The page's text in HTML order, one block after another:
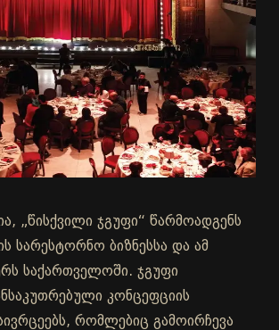
„წისქვილი ჯგუფი“ წარმოადგენს
სარესტორნო ბიზნესსა და ამ
საქართველოში. ჯგუფი
კონცეფციის
რომლებიც გამოირჩევა